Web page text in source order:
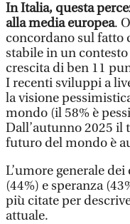
In Italia, questa
alla media europea.
concordano sul fatto
stabile in un
crescita di ben 11
I recenti sviluppi a
la visione
mondo (il 58% è
Dall’autunno 2025 il
futuro del mondo è
L’umore generale
(44%) e speranza
più citate per
attuale.